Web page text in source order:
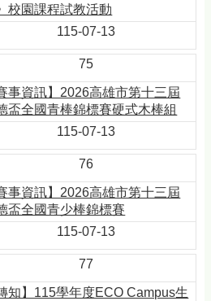
校園課程試教活動
115-07-13
75
事資訊】2026高雄市第十三屆
盃全國青棒錦標賽硬式木棒組
115-07-13
76
事資訊】2026高雄市第十三屆
盃全國青少棒錦標賽
115-07-13
77
知】115學年度ECO Campus生